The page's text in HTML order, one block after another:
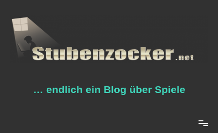
Inhalt
springen
… endlich ein Blog über Spiele